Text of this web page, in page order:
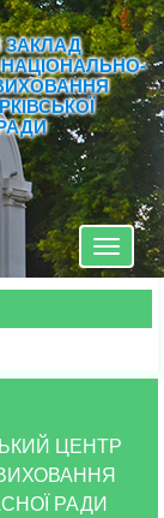
НАЦІОНАЛЬНО-
Toggle
ЦЕНТР
РАДИ